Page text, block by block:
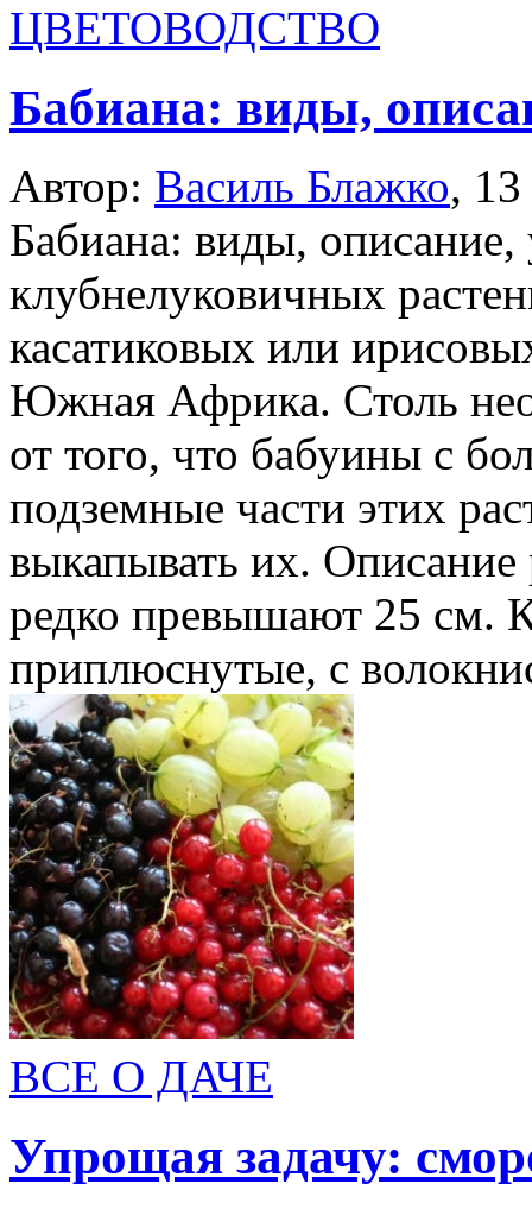
ЦВЕТОВОДСТВО
Бабиана: виды,
Автор: Василь Блажко,
Бабиана: виды,
клубнелуковичных
касатиковых или
Южная Африка. Столь
от того, что бабуины с
подземные части этих
выкапывать их.
редко превышают 25 см.
приплюснутые, с
ВСЕ О ДАЧЕ
Упрощая задачу: